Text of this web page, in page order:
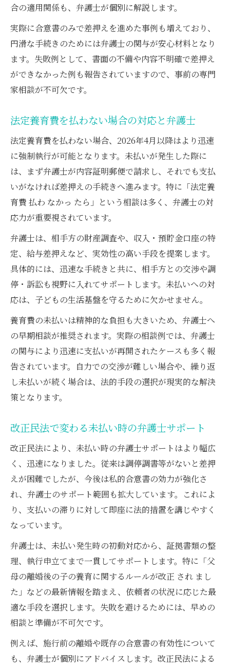
合の適用関係も、弁護士が個別に解説します。
実際に合意書のみで差押えを進めた事例も増えており、
円滑な手続きのためには弁護士の関与が安心材料となり
ます。失敗例として、書面の不備や内容不明確で差押え
ができなかった例も報告されていますので、事前の専門
家相談が不可欠です。
法定養育費を払わない場合の対応と弁護士
法定養育費を払わない場合、2026年4月以降はより迅速
に強制執行が可能となります。未払いが発生した際に
は、まず弁護士が内容証明郵便で請求し、それでも支払
いがなければ差押えの手続きへ進みます。特に「法定養
育費 払わ なかっ たら」という相談は多く、弁護士の対
応力が重要視されています。
弁護士は、相手方の財産調査や、収入・預貯金口座の特
定、給与差押えなど、実効性の高い手段を提案します。
具体的には、迅速な手続きと共に、相手方との交渉や調
停・訴訟も視野に入れてサポートします。未払いへの対
応は、子どもの生活基盤を守るために欠かせません。
養育費の未払いは精神的な負担も大きいため、弁護士へ
の早期相談が推奨されます。実際の相談例では、弁護士
の関与により迅速に支払いが再開されたケースも多く報
告されています。自力での交渉が難しい場合や、繰り返
し未払いが続く場合は、法的手段の選択が現実的な解決
策となります。
改正民法で変わる未払い時の弁護士サポート
改正民法により、未払い時の弁護士サポートはより幅広
く、迅速になりました。従来は調停調書等がないと差押
えが困難でしたが、今後は私的合意書の効力が強化さ
れ、弁護士のサポート範囲も拡大しています。これによ
り、支払いの滞りに対して即座に法的措置を講じやすく
なっています。
弁護士は、未払い発生時の初動対応から、証拠書類の整
理、執行申立てまで一貫してサポートします。特に「父
母の離婚後の子の養育に関するルールが改正 され まし
た」などの最新情報を踏まえ、依頼者の状況に応じた最
適な手段を選択します。失敗を避けるためには、早めの
相談と準備が不可欠です。
例えば、施行前の離婚や既存の合意書の有効性について
も、弁護士が個別にアドバイスします。改正民法による